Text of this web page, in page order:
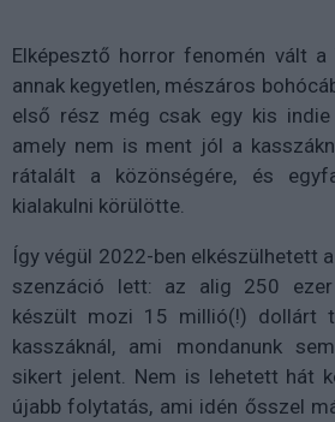
Elképesztő horror fenomén vált a
annak kegyetlen, mészáros
első rész még csak egy kis indie
amely nem is ment jól a
rátalált a közönségére, és
kialakulni körülötte.
Így végül 2022-ben elkészülhetett a
szenzáció lett: az alig 250
készült mozi 15 millió(!) dollárt
kasszáknál, ami mondanunk
sikert jelent. Nem is lehetett hát
újabb folytatás, ami idén ősszel